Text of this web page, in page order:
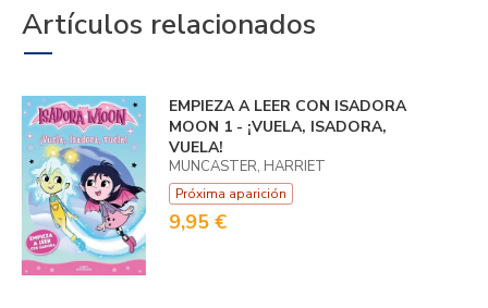
Artículos relacionados
EMPIEZA A LEER CON ISADORA
MOON 1 - ¡VUELA, ISADORA,
VUELA!
MUNCASTER, HARRIET
Próxima aparición
9,95 €